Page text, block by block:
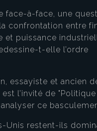
face-à-face, une
confrontation entre
et puissance
t-elle l’ordre
essayiste et ancien
l’invité de
ce
Unis restent-ils